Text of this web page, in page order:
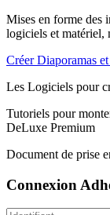
Mises en forme des
logiciels et matériel,
Créer Diaporamas
Les Logiciels pour
Tutoriels pour
DeLuxe Premium
Document de prise
Connexion